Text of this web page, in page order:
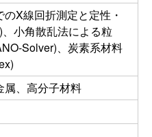
X線回折測定と定性・
小角散乱法による粒
Solver)、炭素系材料
属、高分子材料